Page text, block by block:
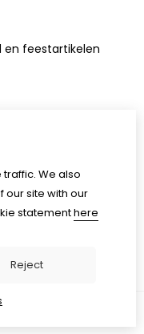
en feestartikelen
We also
our site with our
statementhere
Reject